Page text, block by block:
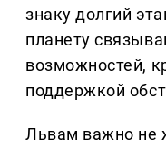
знаку долгий
планету
возможностей,
поддержкой
Львам важно не